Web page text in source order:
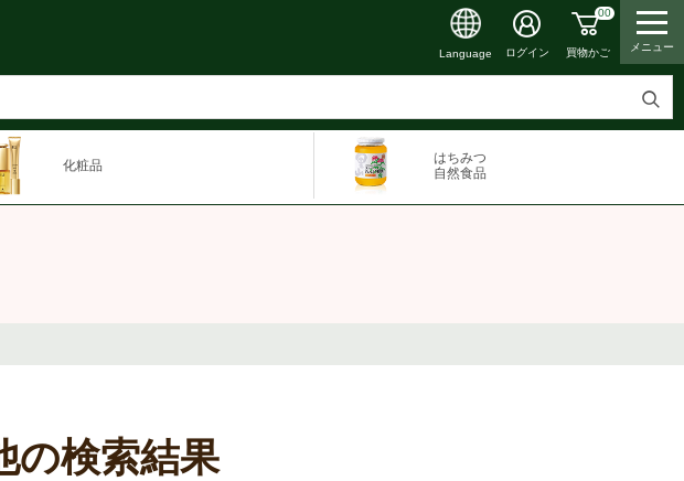
検
Language ログイン
00
買物かご メニュー
化粧品
はちみつ
自然食品
の検索結果